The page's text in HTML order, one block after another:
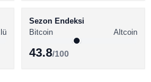
Sezon Endeksi
Bitcoin
Altcoin
43.8/100